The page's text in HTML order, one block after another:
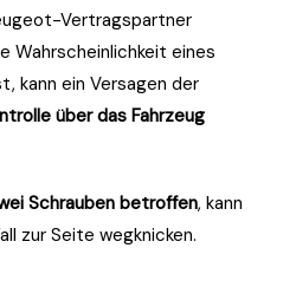
Vertragspartner
Wahrscheinlichkeit eines
kann ein Versagen der
über das Fahrzeug
Schrauben betroffen, kann
zur Seite wegknicken.